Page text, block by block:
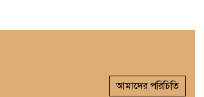
আমাদের পরিচিতি